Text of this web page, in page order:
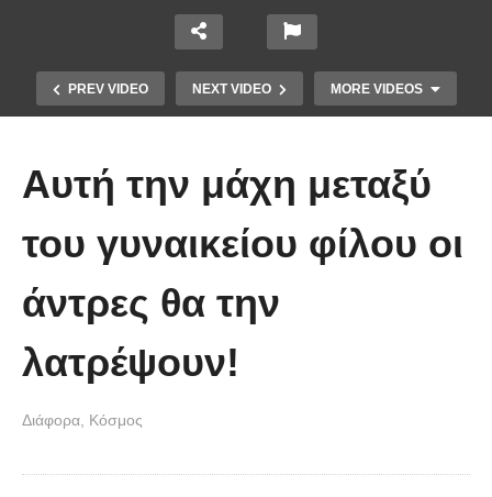
PREV VIDEO NEXT VIDEO MORE VIDEOS
Autobahn με μια Ferrari FF
Αυτή την μάχη μεταξύ
του γυναικείου φίλου οι
άντρες θα την
λατρέψουν!
Διάφορα Κόσμος